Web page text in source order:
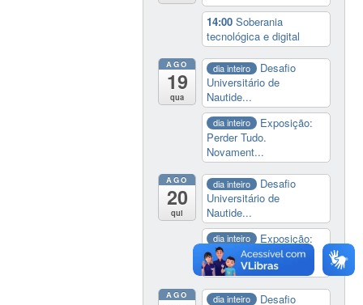
14:00Soberania
tecnológica e digital
AGO
19
qua
dia inteiro
Desafio
Universitário de
Nautide...
dia inteiro
Exposição:
Perder Tudo.
Novament...
AGO
20
qui
dia inteiro
Desafio
Universitário de
Nautide...
dia inteiro
Exposição:
Perder Tudo.
Novament...
AGO dia inteiro
Desafio